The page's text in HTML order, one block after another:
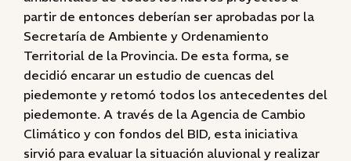
partir de entonces deberían ser aprobadas por la
Secretaría de Ambiente y Ordenamiento
Territorial de la Provincia. De esta forma, se
decidió encarar un estudio de cuencas del
piedemonte y retomó todos los antecedentes del
piedemonte. A través de la Agencia de Cambio
Climático y con fondos del BID, esta iniciativa
sirvió para evaluar la situación aluvional y realizar